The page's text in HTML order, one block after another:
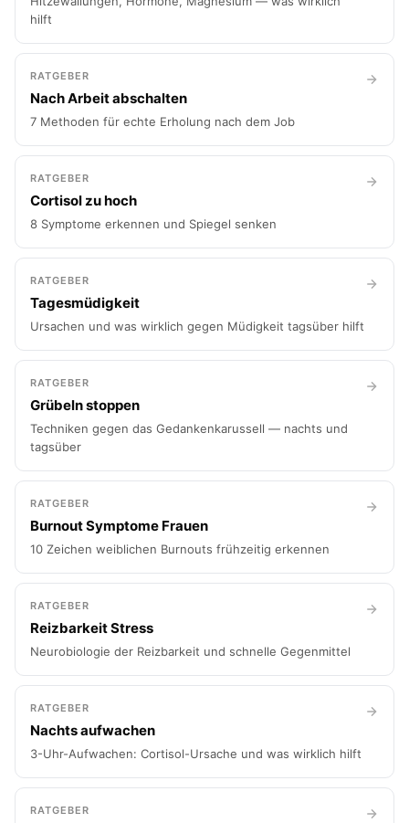
hilft
RATGEBER
Nach Arbeit abschalten
7 Methoden für echte Erholung nach dem Job
RATGEBER
Cortisol zu hoch
8 Symptome erkennen und Spiegel senken
RATGEBER
Tagesmüdigkeit
Ursachen und was wirklich gegen Müdigkeit tagsüber hilft
RATGEBER
Grübeln stoppen
Techniken gegen das Gedankenkarussell — nachts und
tagsüber
RATGEBER
Burnout Symptome Frauen
10 Zeichen weiblichen Burnouts frühzeitig erkennen
RATGEBER
Reizbarkeit Stress
Neurobiologie der Reizbarkeit und schnelle Gegenmittel
RATGEBER
Nachts aufwachen
3-Uhr-Aufwachen: Cortisol-Ursache und was wirklich hilft
RATGEBER